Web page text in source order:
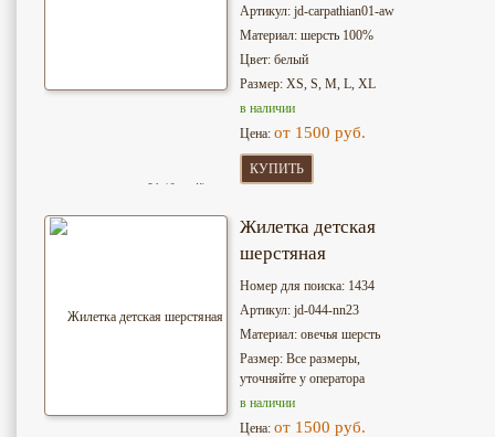
Артикул: jd-сarpathian01-aw
Материал: шерсть 100%
Цвет: белый
Размер: XS, S, M, L, XL
в наличии
Цена: от 1500 руб.
КУПИТЬ
Жилетка детская
шерстяная
Номер для поиска: 1434
Артикул: jd-044-nn23
Материал: овечья шерсть
Размер: Все размеры,
уточняйте у оператора
в наличии
Цена: от 1500 руб.